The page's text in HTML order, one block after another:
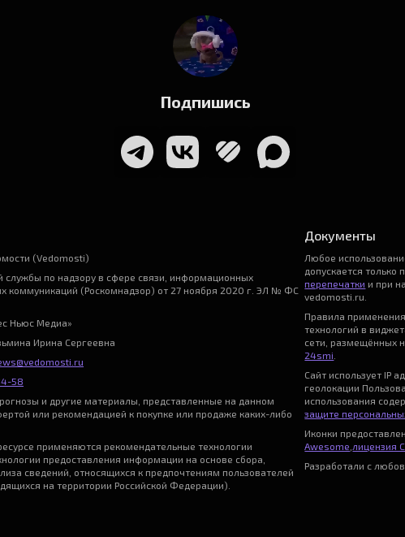
Подпишись
(Vedomosti)
по надзору в сфере связи, информационных
коммуникаций (Роскомнадзор) от 27 ноября 2020 г. ЭЛ № ФС
Ньюс Медиа»
Ирина Сергеевна
58
и другие материалы, представленные на данном
или рекомендацией к покупке или продаже каких-либо
применяются рекомендательные технологии
предоставления информации на основе сбора,
сведений, относящихся к предпочтениям пользователей
на территории Российской Федерации).
Документы
Любое
допускается
перепечатки и при
vedomosti.ru.
Правила
технологий в
сети, размещённых
24smi
Сайт использует IP
геолокации
использования
защите
Иконки
Awesome лицензия
Разработали с